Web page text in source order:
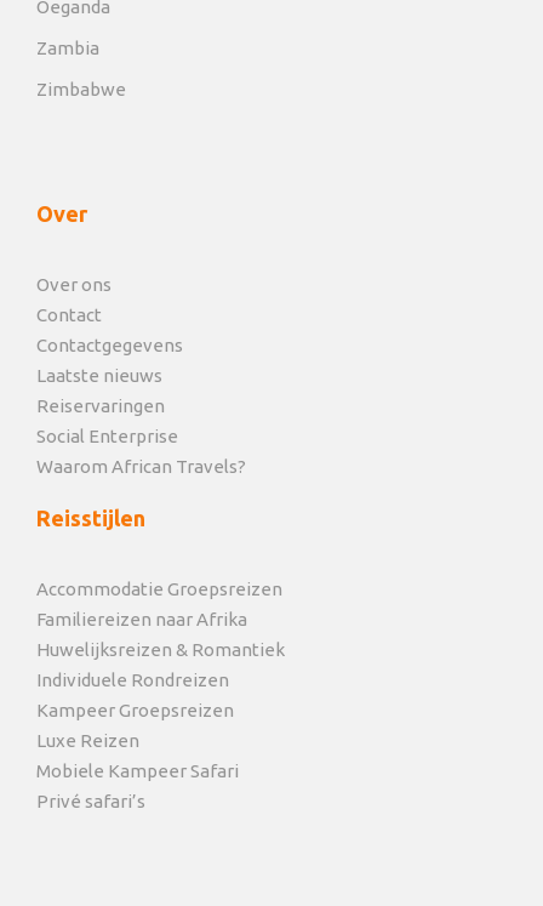
Oeganda
Zambia
Zimbabwe
Over
Over ons
Contact
Contactgegevens
Laatste nieuws
Reiservaringen
Social Enterprise
Waarom African Travels?
Reisstijlen
Accommodatie Groepsreizen
Familiereizen naar Afrika
Huwelijksreizen & Romantiek
Individuele Rondreizen
Kampeer Groepsreizen
Luxe Reizen
Mobiele Kampeer Safari
Privé safari’s